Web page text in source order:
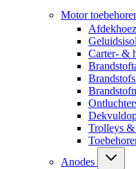
Motor
Carter- &
Trolleys &
Anodes